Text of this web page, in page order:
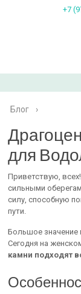
+7
Блог ›
для
Приветствую,
сильными
силу, способную
пути.
Большое значение
Сегодня на
камни подходят